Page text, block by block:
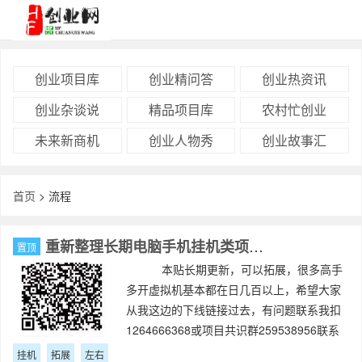
创业项目库 创业精问答
创业热资讯
创业杂谈说
精品项目库
农村忙创业
未来新商机
创业人物秀 创业故事汇
首页 > 流程
置顶 重新整理长期电脑手机挂机类项目，日40元左右，可拓展
本贴长期更新，可以拓展，很多高手
多开虚拟机基本都在日几百以上，希望大家
从我这边的下线链接过去，有问题联系我扣
1264666368或项目共识群259538956联系
挂机 拓展 左右